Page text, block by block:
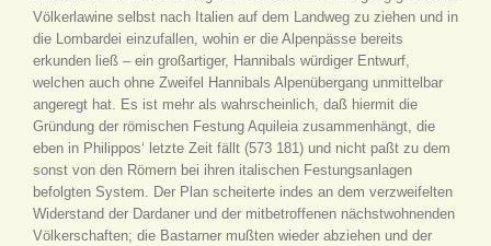
Völkerlawine selbst nach Italien auf dem Landweg zu ziehen und in
die Lombardei einzufallen, wohin er die Alpenpässe bereits
erkunden ließ – ein großartiger, Hannibals würdiger Entwurf,
welchen auch ohne Zweifel Hannibals Alpenübergang unmittelbar
angeregt hat. Es ist mehr als wahrscheinlich, daß hiermit die
Gründung der römischen Festung Aquileia zusammenhängt, die
eben in Philippos‘ letzte Zeit fällt (573 181) und nicht paßt zu dem
sonst von den Römern bei ihren italischen Festungsanlagen
befolgten System. Der Plan scheiterte indes an dem verzweifelten
Widerstand der Dardaner und der mitbetroffenen nächstwohnenden
Völkerschaften; die Bastarner mußten wieder abziehen und der